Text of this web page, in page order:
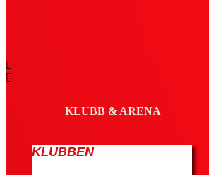
KLUBB & ARENA
KLUBBEN